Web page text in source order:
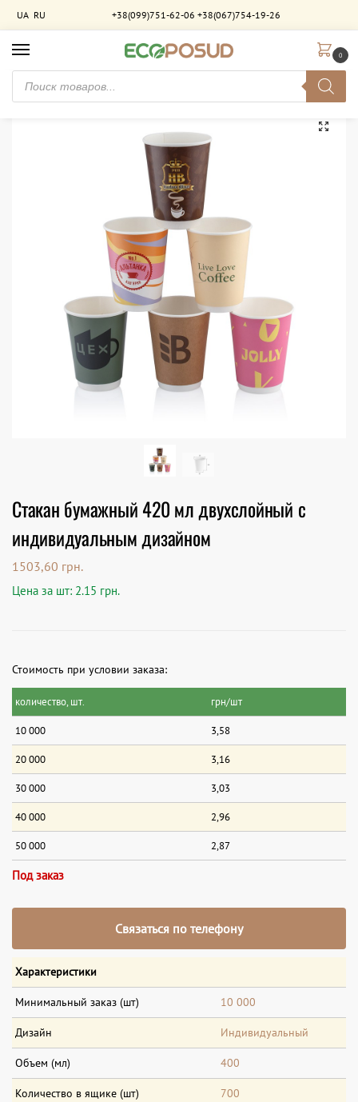
UA RU +38(099)751-62-06 +38(067)754-19-26
0
Главная / Брендирование Бумажные двухслойные стаканы с брендированием
Стакан бумажный 420 мл двухслойный с
индивидуальным дизайном
1503,60 грн.
Цена за шт: 2.15 грн.
Стоимость при условии заказа:
количество, шт. грн/шт
10 000 3,58
20 000 3,16
30 000 3,03
40 000 2,96
50 000 2,87
Под заказ
Связаться по телефону
Характеристики
Минимальный заказ (шт) 10 000
Дизайн Индивидуальный
Объем (мл) 400
Количество в ящике (шт) 700